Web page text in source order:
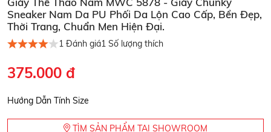
Sneaker Nam Da PU Phối Da Lộn Cao Cấp, Bền Đẹp,
Thời Trang, Chuẩn Men Hiện Đại.
1 Đánh giá1 Số lượng thích
375.000 đ
Hướng Dẫn Tính Size
TÌM SẢN PHẨM TẠI SHOWROOM